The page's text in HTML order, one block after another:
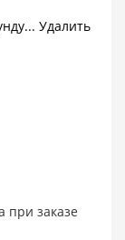
Удалить
при заказе